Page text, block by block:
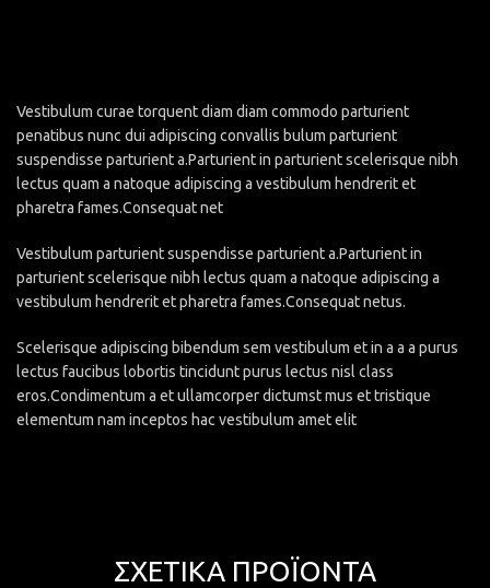
Vestibulum curae torquent diam diam commodo parturient
penatibus nunc dui adipiscing convallis bulum parturient
suspendisse parturient a.Parturient in parturient scelerisque nibh
lectus quam a natoque adipiscing a vestibulum hendrerit et
pharetra fames.Consequat net
Vestibulum parturient suspendisse parturient a.Parturient in
parturient scelerisque nibh lectus quam a natoque adipiscing a
vestibulum hendrerit et pharetra fames.Consequat netus.
Scelerisque adipiscing bibendum sem vestibulum et in a a a purus
lectus faucibus lobortis tincidunt purus lectus nisl class
eros.Condimentum a et ullamcorper dictumst mus et tristique
elementum nam inceptos hac vestibulum amet elit
ΣΧΕΤΙΚΆ ΠΡΟΪΌΝΤΑ